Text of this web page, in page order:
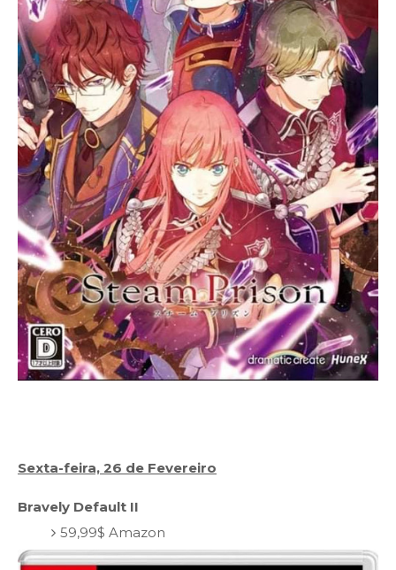
Sexta-feira, 26 de Fevereiro
Bravely Default II
59,99$ Amazon